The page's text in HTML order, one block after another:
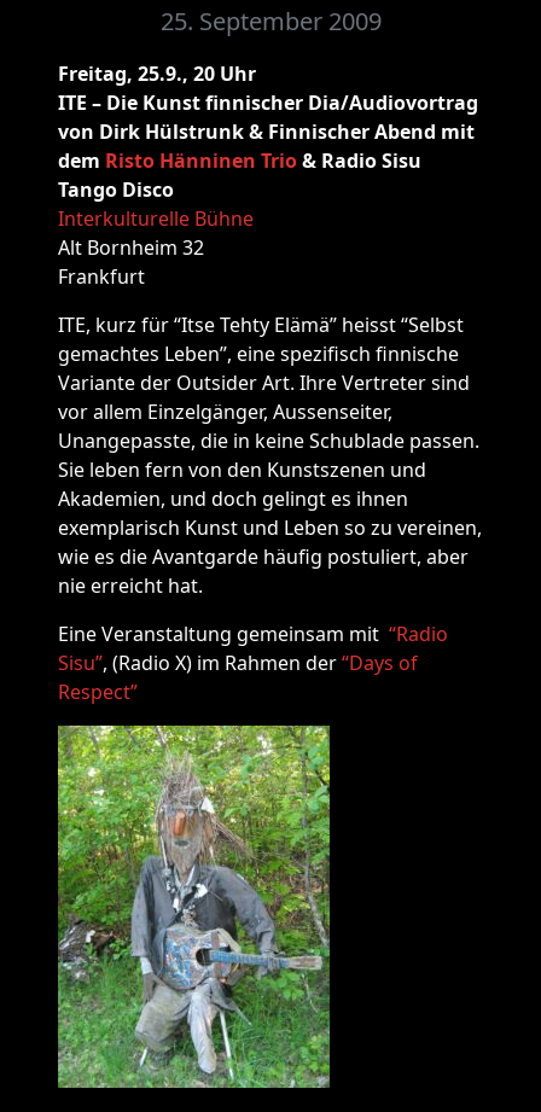
25. September 2009
Freitag, 25.9., 20 Uhr
ITE – Die Kunst finnischer Dia/Audiovortrag
von Dirk Hülstrunk & Finnischer Abend mit
dem Risto Hänninen Trio& Radio Sisu
Tango Disco
Interkulturelle Bühne
Alt Bornheim 32
Frankfurt
ITE, kurz für “Itse Tehty Elämä” heisst “Selbst
gemachtes Leben”, eine spezifisch finnische
Variante der Outsider Art. Ihre Vertreter sind
vor allem Einzelgänger, Aussenseiter,
Unangepasste, die in keine Schublade passen.
Sie leben fern von den Kunstszenen und
Akademien, und doch gelingt es ihnen
exemplarisch Kunst und Leben so zu vereinen,
wie es die Avantgarde häufig postuliert, aber
nie erreicht hat.
Eine Veranstaltung gemeinsam mit “Radio
Sisu”, (Radio X) im Rahmen der“Days of
Respect”